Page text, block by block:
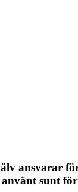
ansvarar
sunt